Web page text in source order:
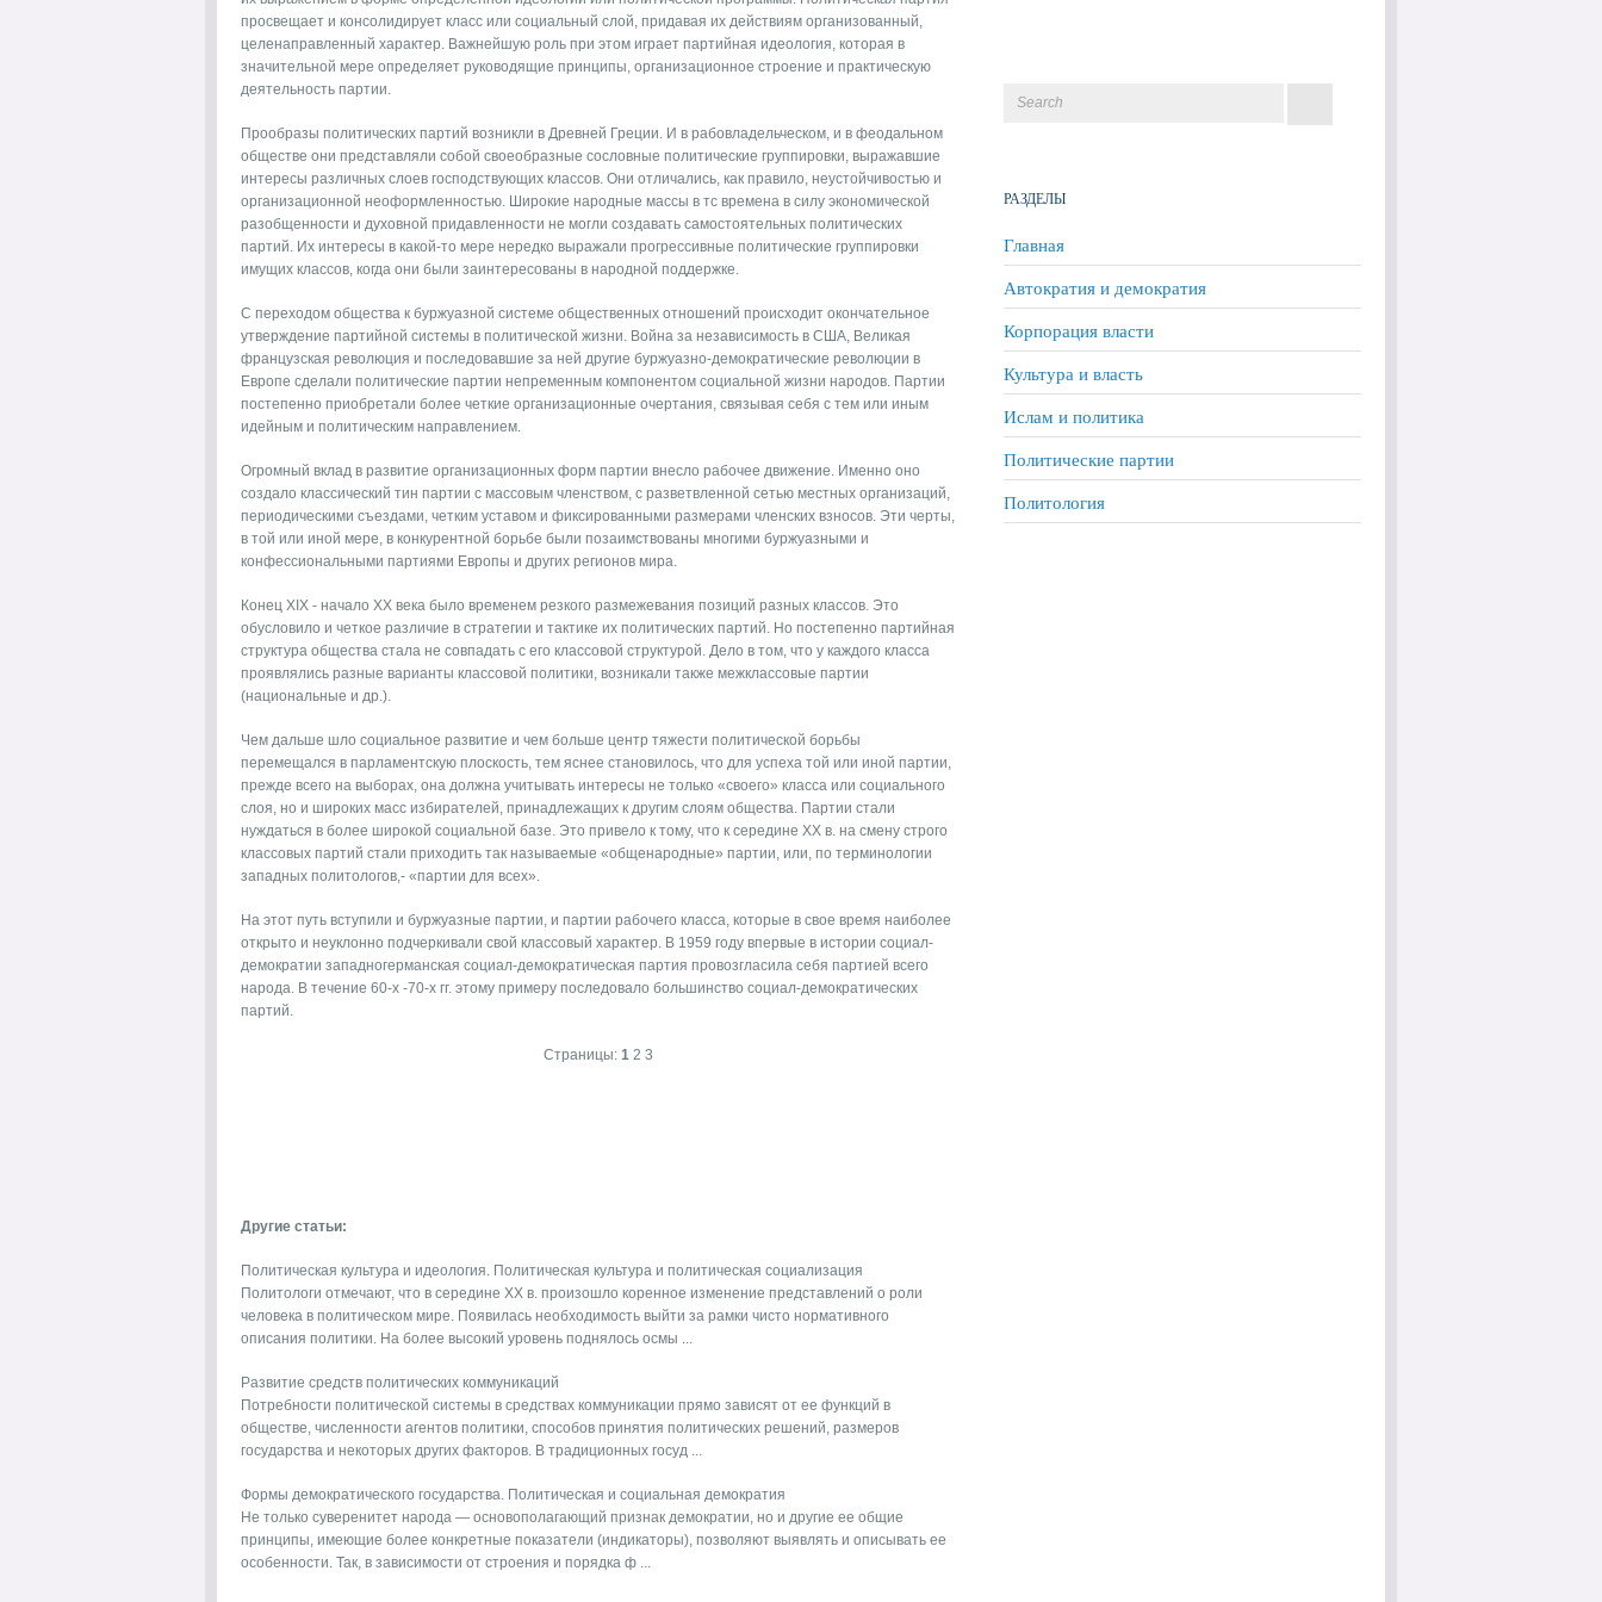
просвещает и консолидирует класс или социальный слой, придавая их действиям организованный,
целенаправленный характер. Важнейшую роль при этом играет партийная идеология, которая в
значительной мере определяет руководящие принципы, организационное строение и практическую
деятельность партии.
Прообразы политических партий возникли в Древней Греции. И в рабовладельческом, и в феодальном
обществе они представляли собой своеобразные сословные политические группировки, выражавшие
интересы различных слоев господствующих классов. Они отличались, как правило, неустойчивостью и
организационной неоформленностью. Широкие народные массы в тс времена в силу экономической
разобщенности и духовной придавленности не могли создавать самостоятельных политических
партий. Их интересы в какой-то мере нередко выражали прогрессивные политические группировки
имущих классов, когда они были заинтересованы в народной поддержке.
С переходом общества к буржуазной системе общественных отношений происходит окончательное
утверждение партийной системы в политической жизни. Война за независимость в США, Великая
французская революция и последовавшие за ней другие буржуазно-демократические революции в
Европе сделали политические партии непременным компонентом социальной жизни народов. Партии
постепенно приобретали более четкие организационные очертания, связывая себя с тем или иным
идейным и политическим направлением.
Огромный вклад в развитие организационных форм партии внесло рабочее движение. Именно оно
создало классический тин партии с массовым членством, с разветвленной сетью местных организаций,
периодическими съездами, четким уставом и фиксированными размерами членских взносов. Эти черты,
в той или иной мере, в конкурентной борьбе были позаимствованы многими буржуазными и
конфессиональными партиями Европы и других регионов мира.
Конец XIX - начало XX века было временем резкого размежевания позиций разных классов. Это
обусловило и четкое различие в стратегии и тактике их политических партий. Но постепенно партийная
структура общества стала не совпадать с его классовой структурой. Дело в том, что у каждого класса
проявлялись разные варианты классовой политики, возникали также межклассовые партии
(национальные и др.).
Чем дальше шло социальное развитие и чем больше центр тяжести политической борьбы
перемещался в парламентскую плоскость, тем яснее становилось, что для успеха той или иной партии,
прежде всего на выборах, она должна учитывать интересы не только «своего» класса или социального
слоя, но и широких масс избирателей, принадлежащих к другим слоям общества. Партии стали
нуждаться в более широкой социальной базе. Это привело к тому, что к середине XX в. на смену строго
классовых партий стали приходить так называемые «общенародные» партии, или, по терминологии
западных политологов,- «партии для всех».
На этот путь вступили и буржуазные партии, и партии рабочего класса, которые в свое время наиболее
открыто и неуклонно подчеркивали свой классовый характер. В 1959 году впервые в истории социал-
демократии западногерманская социал-демократическая партия провозгласила себя партией всего
народа. В течение 60-х -70-х гг. этому примеру последовало большинство социал-демократических
партий.
Страницы: 1 2 3
Другие статьи:
Политическая культура и идеология. Политическая культура и политическая социализация
Политологи отмечают, что в середине XX в. произошло коренное изменение представлений о роли
человека в политическом мире. Появилась необходимость выйти за рамки чисто нормативного
описания политики. На более высокий уровень поднялось осмы ...
Развитие средств политических коммуникаций
Потребности политической системы в средствах коммуникации прямо зависят от ее функций в
обществе, численности агентов политики, способов принятия политических решений, размеров
государства и некоторых других факторов. В традиционных госуд ...
Формы демократического государства. Политическая и социальная демократия
Не только суверенитет народа — основополагающий признак демократии, но и другие ее общие
принципы, имеющие более конкретные показатели (индикаторы), позволяют выявлять и описывать ее
особенности. Так, в зависимости от строения и порядка ф ...
РАЗДЕЛЫ
Главная
Автократия и демократия
Корпорация власти
Культура и власть
Ислам и политика
Политические партии
Политология